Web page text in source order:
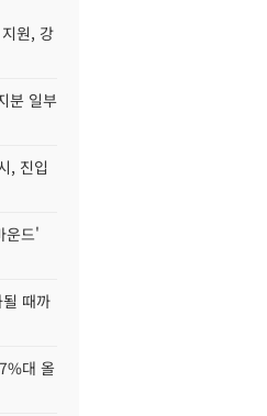
원, 강
분 일부
, 진입
운드'
때까
대 올